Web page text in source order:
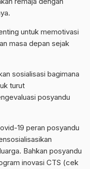
untuk memotivasi
masa depan sejak
sosialisasi bagimana
turut
posyandu
19 peran posyandu
Bahkan posyandu
inovasi CTS (cek